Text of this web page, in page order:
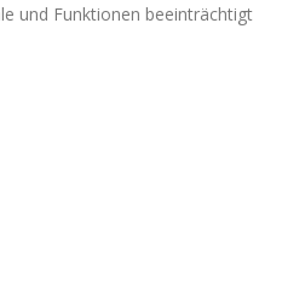
und Funktionen beeinträchtigt